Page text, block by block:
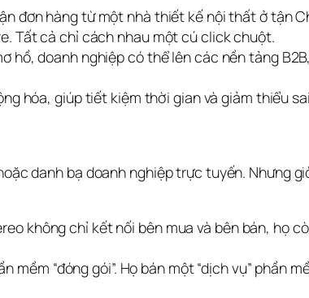
đơn hàng từ một nhà thiết kế nội thất ở tận
Tất cả chỉ cách nhau một cú click chuột.
hồ, doanh nghiệp có thể lên các nền tảng
hóa, giúp tiết kiệm thời gian và giảm thiểu
danh bạ doanh nghiệp trực tuyến. Nhưng
không chỉ kết nối bên mua và bên bán, họ
mềm “đóng gói”. Họ bán một “dịch vụ” phần